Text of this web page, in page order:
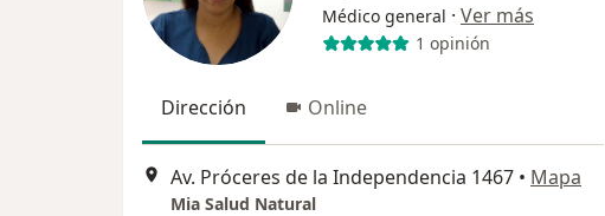
Médico general · Ver más
1 opinión
Dirección Online
Av. Próceres de la Independencia 1467 • Mapa
Mia Salud Natural